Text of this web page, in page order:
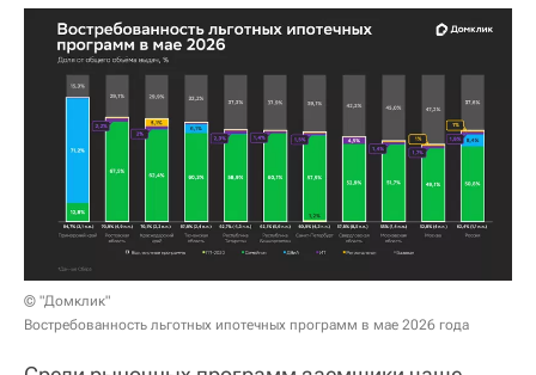
© "Домклик"
Востребованность льготных ипотечных программ в мае 2026 года